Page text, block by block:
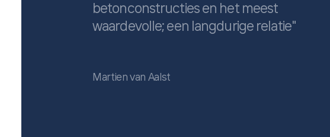
betonconstructies en het meest
waardevolle; een langdurige relatie"
Martien van Aalst